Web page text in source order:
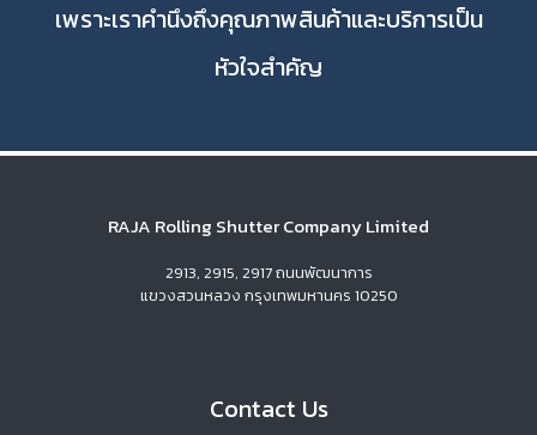
เพราะเราคำนึงถึงคุณภาพสินค้าและบริการเป็น
หัวใจสำคัญ
RAJA Rolling Shutter Company Limited
2913, 2915, 2917 ถนนพัฒนาการ
แขวงสวนหลวง กรุงเทพมหานคร 10250
Contact Us